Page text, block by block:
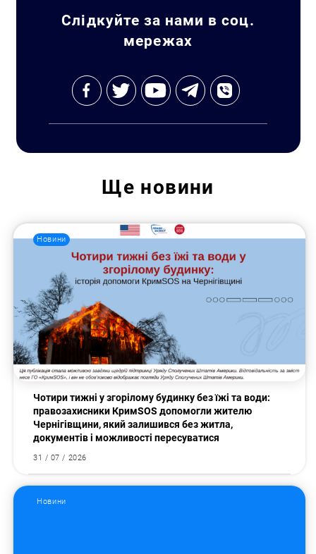
Слідкуйте за нами в соц.
мережах
Ще новини
Новини
Чотири тижні у згорілому будинку без їжі та води:
правозахисники КримSOS допомогли жителю
Чернігівщини, який залишився без житла,
документів і можливості пересуватися
31 / 07 / 2026
Новини